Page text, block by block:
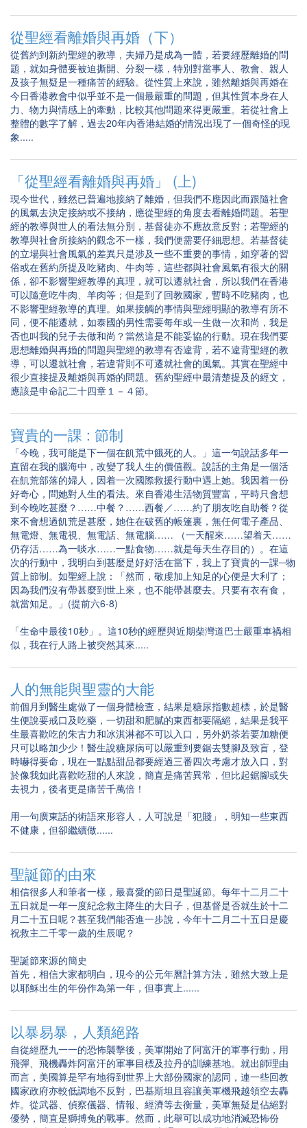
從聖經看離婚與再婚（下）
從舊約到新約聖經的教導，夫婦乃是成為一體，若要經歷離婚的問
題，就如身體要被迫撕開、分裂一樣，特別對當事人、教會、親人
及孩子無疑是一種痛苦的經驗。從性質上來說，雖然離婚與再婚在
今日香港教會中似乎並不是一個最嚴重的問題，但其性質本身在人
力、物力與情感上的牽動，比較其他問題來得更嚴重。若從社會上
整體的數字了解，過去20年內香港結婚的情況出現了一個奇怪的現
象.....
「從聖經看離婚與再婚」 (上)
現今世代，雖然已普遍地接納了離婚，但我們不應因此而跟隨社會
的風氣去決定接納或不接納，應從聖經的角度去看離婚問題。若聖
經的教導與世人的看法無分別，基督徒亦不應故意反對；若聖經的
教導與社會所接納的觀念不一樣，我們便需要仔細思想。若基督徒
的立場與社會風氣的差異只是涉及一些不重要的事情，如穿著的習
俗或在舊約所提及吃豬肉、牛肉等，這些都與社會風氣有很大的關
係，卻不影響聖經教導的真理，就可以遷就社會，所以我們在香港
可以隨意吃牛肉、羊肉等；但是到了回教國家，暫時不吃豬肉，也
不影響聖經教導的真理。如果接觸的事情與聖經明顯的教導有所不
同，便不能遷就，如泰國的男性需要每年或一生做一次和尚，我是
否也叫我的兒子去做和尚？當然這是不能妥協的行動。現在我們要
思想離婚與再婚的問題與聖經的教導有否違背，若不違背聖經的教
導，可以遷就社會，若違背則不可遷就社會的風氣。其實在聖經中
很少直接提及離婚與再婚的問題。舊約聖經中最清楚提及的經文，
應該是申命記二十四章１－４節。
寶貴的一課 : 節制
「今晚，我可能是下一個在飢荒中餓死的人。」這一句說話多年一
直留在我的腦海中，改變了我人生的價值觀。說話的主角是一個活
在飢荒部落的婦人，因着一次國際救援行動中遇上她。我因着一份
好奇心，問她對人生的看法。來自香港生活物質豐富，平時只會想
到今晚吃甚麼？……中餐？……西餐／……約了朋友吃自助餐？從
來不會想過飢荒是甚麼，她住在破舊的帳篷裏，無任何電子產品、
無電燈、無電視、無電話、無電腦…… （一天醒來……望着天……
仍存活……為一啖水……一點食物……就是每天生存目的）。在這
次的行動中，我明白到甚麼是好好活在當下，我上了寶貴的一課─物
質上節制。如聖經上說：「然而，敬虔加上知足的心便是大利了；
因為我們沒有帶甚麼到世上來，也不能帶甚麼去。只要有衣有食，
就當知足。」(提前六6-8)
「生命中最後10秒」。這10秒的經歷與近期柴灣道巴士嚴重車禍相
似，我在行人路上被突然其來.....
人的無能與聖靈的大能
前個月到醫生處做了一個身體檢查，結果是糖尿指數超標，於是醫
生便說要戒口及吃藥，一切甜和肥膩的東西都要隔絕，結果是我平
生最喜歡吃的朱古力和冰淇淋都不可以入口，另外奶茶若要加糖便
只可以略加少少！醫生說糖尿病可以嚴重到要鋸去雙腳及致盲，登
時嚇得要命，現在一點點甜品都要經過三番四次考慮才放入口，對
於像我如此喜歡吃甜的人來說，簡直是痛苦異常，但比起鋸腳或失
去視力，後者更是痛苦千萬倍！
用一句廣東話的術語來形容人，人可說是「犯賤」，明知一些東西
不健康，但卻繼續做......
聖誕節的由來
相信很多人和筆者一樣，最喜愛的節日是聖誕節。每年十二月二十
五日就是一年一度紀念救主降生的大日子，但基督是否就生於十二
月二十五日呢？甚至我們能否進一步說，今年十二月二十五日是慶
祝救主二千零一歲的生辰呢？
聖誕節來源的簡史
首先，相信大家都明白，現今的公元年曆計算方法，雖然大致上是
以耶穌出生的年份作為第一年，但事實上......
以暴易暴，人類絕路
自從經歷九一一的恐怖襲擊後，美軍開始了阿富汗的軍事行動，用
飛彈、飛機轟炸阿富汗的軍事目標及拉丹的訓練基地。就出師理由
而言，美國算是罕有地得到世界上大部份國家的認同，連一些回教
國家政府亦較低調地不反對，巴基斯坦且容讓美軍機飛越領空去轟
炸。從武器、偵察儀器、情報、經濟等去衡量，美軍無疑是佔絕對
優勢，簡直是獅搏兔的戰事。然而，此舉可以成功地消滅恐怖份